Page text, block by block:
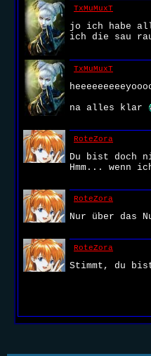
TxMuMuxT
jo ich habe
ich die sau
TxMuMuxT
na alles klar
RoteZora
Du bist doch
Hmm... wenn
RoteZora
Nur über das
RoteZora
Stimmt, du